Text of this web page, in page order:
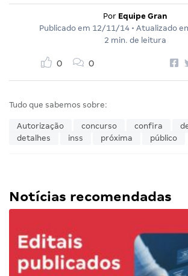
Por Equipe Gran
Publicado em 12/11/14 • Atualizado
2 min. de leitura
0 0
Tudo que sabemos sobre:
Autorização concurso confira
detalhes
inss próxima público
Notícias recomendadas